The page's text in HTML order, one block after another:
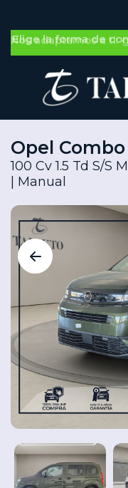
Nos adaptamos a ti:
Por Tipo
Vehículos
nuevos
Opel Combo
100 Cv 1.5 Td S/S
| Manual